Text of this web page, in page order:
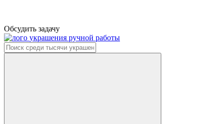
Обсудить задачу
украшения ручной работы